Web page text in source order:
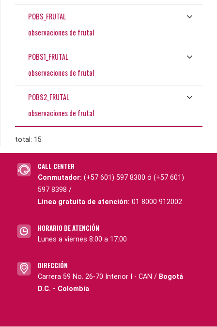
POBS_FRUTAL
observaciones de frutal
POBS1_FRUTAL
observaciones de frutal
POBS2_FRUTAL
observaciones de frutal
total: 15
CALL CENTER
Conmutador: (+57 601) 597 8300 ó (+57 601)
597 8398 /
Línea gratuita de atención: 01 8000 912002
HORARIO DE ATENCIÓN
Lunes a viernes 8:00 a 17:00
DIRECCIÓN
Carrera 59 No. 26-70 Interior I - CAN / Bogotá
D.C. - Colombia